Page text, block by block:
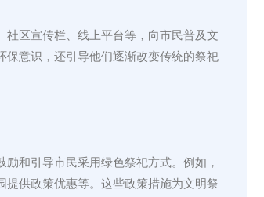
区宣传栏、线上平台等，向市民普及文
保意识，还引导他们逐渐改变传统的祭祀
和引导市民采用绿色祭祀方式。例如，
供政策优惠等。这些政策措施为文明祭